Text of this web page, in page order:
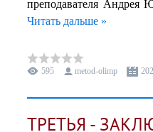
преподавателя Андрея
Читать дальше »
595 metod-olimp
ТРЕТЬЯ -